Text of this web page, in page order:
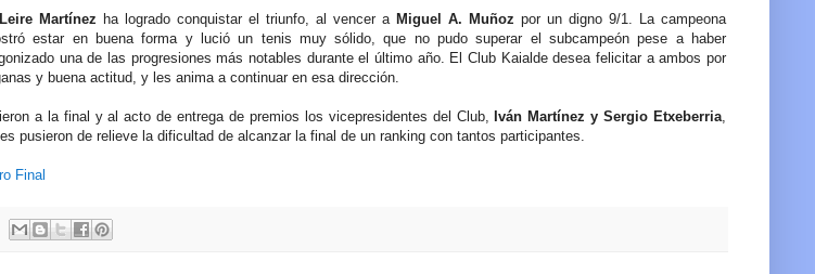
Leire Martínez ha logrado conquistar el triunfo, al vencer a Miguel A. Muñoz por un digno 9/1. La campeona
estar en buena forma y lució un tenis muy sólido, que no pudo superar el subcampeón pese a haber
una de las progresiones más notables durante el último año. El Club Kaialde desea felicitar a ambos por
y buena actitud, y les anima a continuar en esa dirección.
a la final y al acto de entrega de premios los vicepresidentes del Club, Iván Martínez y Sergio Etxeberria,
pusieron de relieve la dificultad de alcanzar la final de un ranking con tantos participantes.
Final